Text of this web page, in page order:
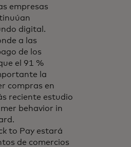
empresas
digital.
a las
de los
el 91 %
la
compras en
reciente estudio
behavior in
to Pay estará
de comercios